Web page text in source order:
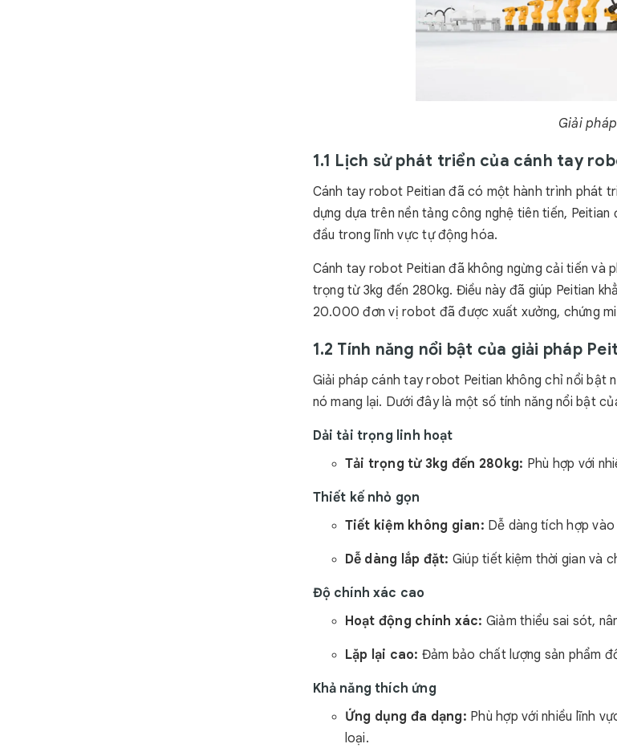
Giải
1.1 Lịch sử phát triển của cánh tay
Cánh tay robot Peitian đã có một hành trình phát
dựng dựa trên nền tảng công nghệ tiên tiến,
đầu trong lĩnh vực tự động hóa.
Cánh tay robot Peitian đã không ngừng cải tiến và
trọng từ 3kg đến 280kg. Điều này đã giúp Peitian
20.000 đơn vị robot đã được xuất xưởng, chứng
1.2 Tính năng nổi bật của giải pháp
Giải pháp cánh tay robot Peitian không chỉ nổi bật
nó mang lại. Dưới đây là một số tính năng nổi bật
Dải tải trọng linh hoạt
Tải trọng từ 3kg đến 280kg: Phù hợp với
Thiết kế nhỏ gọn
Tiết kiệm không gian: Dễ dàng tích hợp
Dễ dàng lắp đặt: Giúp tiết kiệm thời gian và
Độ chính xác cao
Hoạt động chính xác: Giảm thiểu sai sót,
Lặp lại cao: Đảm bảo chất lượng sản phẩm
Khả năng thích ứng
Ứng dụng đa dạng: Phù hợp với nhiều lĩnh
loại.